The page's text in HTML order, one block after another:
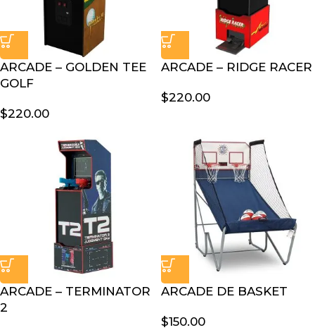
ARCADE – GOLDEN TEE
GOLF
$220.00
ARCADE – RIDGE RACER
$220.00
ARCADE – TERMINATOR
2
ARCADE DE BASKET
$150.00